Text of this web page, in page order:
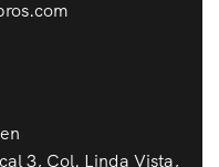
3, Col. Linda Vista,